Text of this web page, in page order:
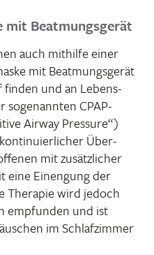
mit Beatmungsgerät
auch mithilfe einer
mit Beatmungs­gerät
finden und an Lebens­
soge­nannten CPAP-
Airway Pres­sure“)
Über­
mit zusätz­li­cher
eine Einengung der
Therapie wird jedoch
empfunden und ist
im Schlaf­zimmer